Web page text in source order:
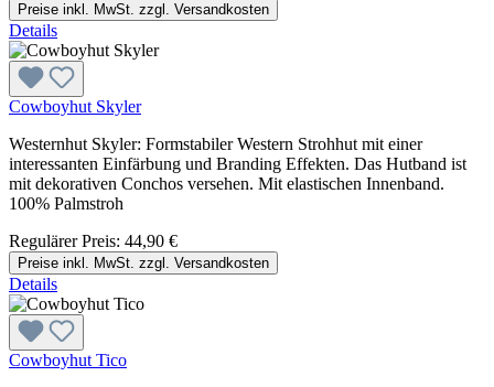
Preise inkl. MwSt. zzgl. Versandkosten
Details
Cowboyhut Skyler
Westernhut Skyler: Formstabiler Western Strohhut mit einer
interessanten Einfärbung und Branding Effekten. Das Hutband ist
mit dekorativen Conchos versehen. Mit elastischen Innenband.
100% Palmstroh
Regulärer Preis: 44,90 €
Preise inkl. MwSt. zzgl. Versandkosten
Details
Cowboyhut Tico